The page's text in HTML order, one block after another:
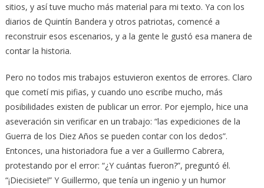
sitios, y así tuve mucho más material para mi texto. Ya con los
diarios de Quintín Bandera y otros patriotas, comencé a
reconstruir esos escenarios, y a la gente le gustó esa manera de
contar la historia.
Pero no todos mis trabajos estuvieron exentos de errores. Claro
que cometí mis pifias, y cuando uno escribe mucho, más
posibilidades existen de publicar un error. Por ejemplo, hice una
aseveración sin verificar en un trabajo: “las expediciones de la
Guerra de los Diez Años se pueden contar con los dedos”.
Entonces, una historiadora fue a ver a Guillermo Cabrera,
protestando por el error: “¿Y cuántas fueron?”, preguntó él.
“¡Diecisiete!” Y Guillermo, que tenía un ingenio y un humor